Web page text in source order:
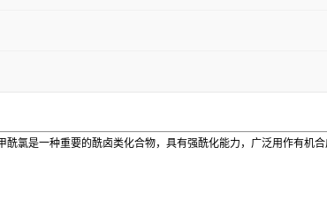
酰氯是一种重要的酰卤类化合物，具有强酰化能力，广泛用作有机